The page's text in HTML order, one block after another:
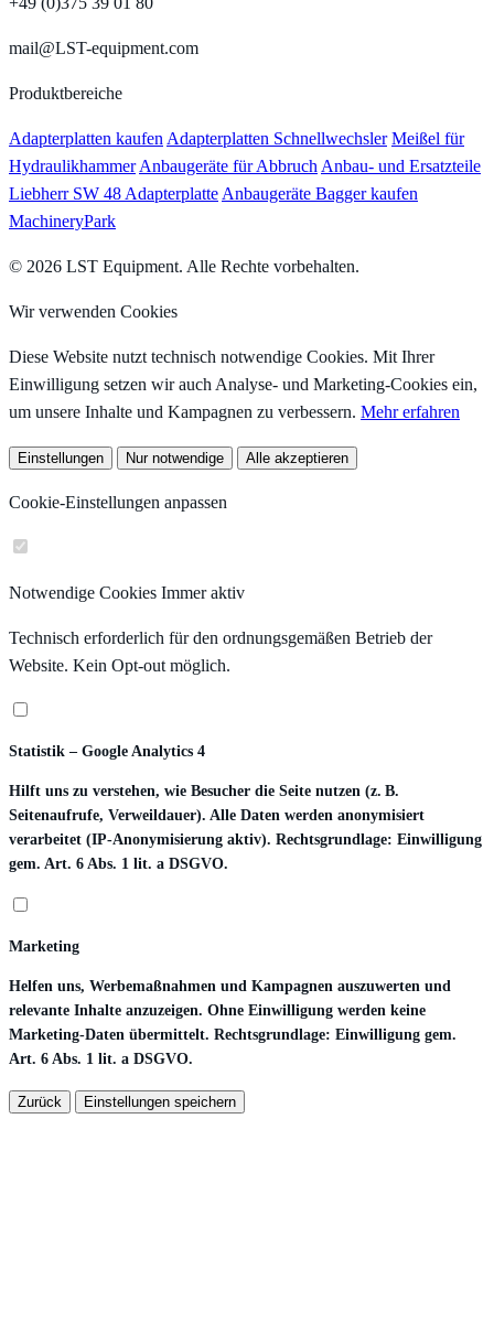
mail@LST-equipment.com
Produktbereiche
Adapterplatten kaufen Adapterplatten Schnellwechsler Meißel für
Hydraulikhammer Anbaugeräte für Abbruch Anbau- und Ersatzteile
Liebherr SW 48 Adapterplatte Anbaugeräte Bagger kaufen
MachineryPark
© 2026 LST Equipment. Alle Rechte vorbehalten.
Wir verwenden Cookies
Diese Website nutzt technisch notwendige Cookies. Mit Ihrer
Einwilligung setzen wir auch Analyse- und Marketing-Cookies ein,
um unsere Inhalte und Kampagnen zu verbessern. Mehr erfahren
Einstellungen Nur notwendige Alle akzeptieren
Cookie-Einstellungen anpassen
Notwendige Cookies Immer aktiv
Technisch erforderlich für den ordnungsgemäßen Betrieb der
Website. Kein Opt-out möglich.
Statistik – Google Analytics 4
Hilft uns zu verstehen, wie Besucher die Seite nutzen (z. B.
Seitenaufrufe, Verweildauer). Alle Daten werden anonymisiert
verarbeitet (IP-Anonymisierung aktiv). Rechtsgrundlage: Einwilligung
gem. Art. 6 Abs. 1 lit. a DSGVO.
Marketing
Helfen uns, Werbemaßnahmen und Kampagnen auszuwerten und
relevante Inhalte anzuzeigen. Ohne Einwilligung werden keine
Marketing-Daten übermittelt. Rechtsgrundlage: Einwilligung gem.
Art. 6 Abs. 1 lit. a DSGVO.
Zurück Einstellungen speichern